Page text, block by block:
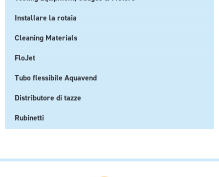
Installare la rotaia
Cleaning Materials
FloJet
Tubo flessibile Aquavend
Distributore di tazze
Rubinetti